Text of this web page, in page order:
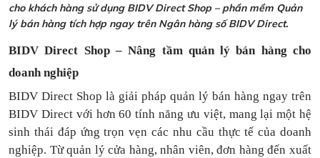
cho khách hàng sử dụng BIDV Direct Shop – phần mềm Quản
lý bán hàng tích hợp ngay trên Ngân hàng số BIDV Direct.
BIDV Direct Shop – Nâng tầm quản lý bán hàng cho
doanh nghiệp
BIDV Direct Shop là giải pháp quản lý bán hàng ngay trên
BIDV Direct với hơn 60 tính năng ưu việt, mang lại một hệ
sinh thái đáp ứng trọn vẹn các nhu cầu thực tế của doanh
nghiệp. Từ quản lý cửa hàng, nhân viên, đơn hàng đến xuất